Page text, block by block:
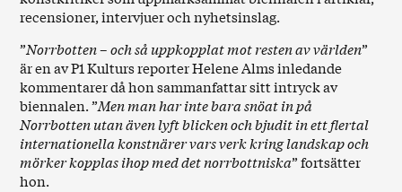
recensioner, intervjuer och nyhetsinslag.
”Norrbotten – och så uppkopplat mot resten av världen”
är en av P1 Kulturs reporter Helene Alms inledande
kommentarer då hon sammanfattar sitt intryck av
biennalen. ”Men man har inte bara snöat in på
Norrbotten utan även lyft blicken och bjudit in ett flertal
internationella konstnärer vars verk kring landskap och
mörker kopplas ihop med det norrbottniska” fortsätter
hon.